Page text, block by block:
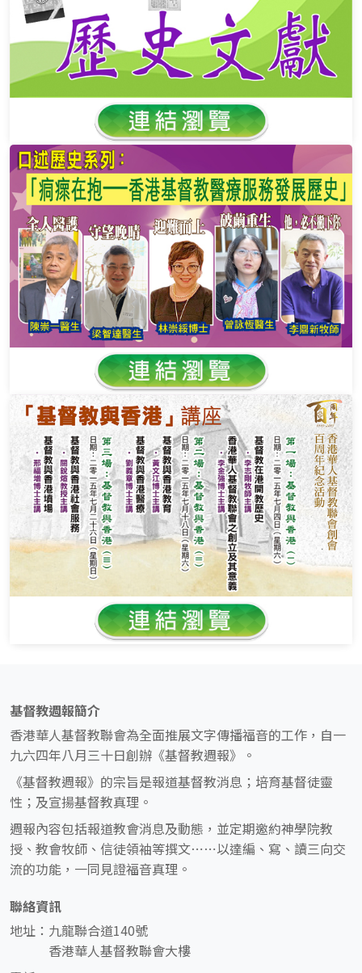
基督教週報簡介
香港華人基督教聯會為全面推展文字傳播福音的工作，自一
九六四年八月三十日創辦《基督教週報》。
《基督教週報》的宗旨是報道基督教消息；培育基督徒靈
性；及宣揚基督教真理。
週報內容包括報道教會消息及動態，並定期邀約神學院教
授、教會牧師、信徒領袖等撰文⋯⋯以達編、寫、讀三向交
流的功能，一同見證福音真理。
聯絡資訊
地址：九龍聯合道140號
香港華人基督教聯會大樓